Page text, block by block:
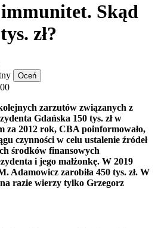
Skąd
zł?
zarzutów związanych z
Gdańska 150 tys. zł w
za 2012 rok, CBA poinformowało,
czynności w celu ustalenie źródeł
środków finansowych
i jego małżonkę. W 2019
Adamowicz zarobiła 450 tys. zł. W
razie wierzy tylko Grzegorz